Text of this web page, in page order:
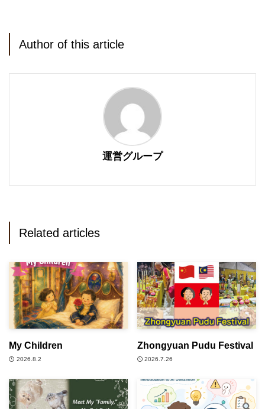
Author of this article
運営グループ
Related articles
My Children
2026.8.2
Zhongyuan Pudu Festival
2026.7.26